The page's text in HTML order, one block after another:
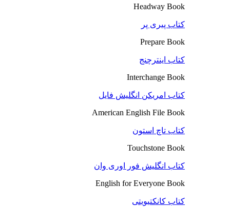
Headway Book
کتاب پیری پر
Prepare Book
کتاب اینترچنج
Interchange Book
کتاب امریکن انگلیش فایل
American English File Book
کتاب تاچ استون
Touchstone Book
کتاب انگلیش فور اوری وان
English for Everyone Book
کتاب کانکتیویتی